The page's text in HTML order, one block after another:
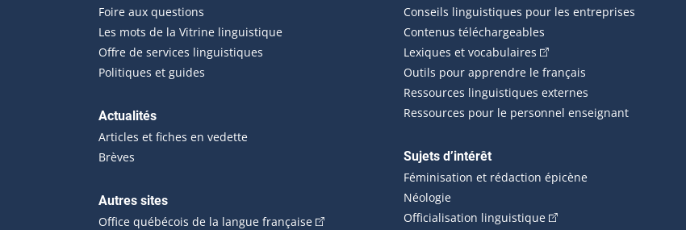
Foire aux questions
Les mots de la Vitrine linguistique
Offre de services linguistiques
Politiques et guides
Actualités
Articles et fiches en vedette
Brèves
Autres sites
Office québécois de la langue française(Cet hyperlien externe s'ouvrira dans une nouvelle fenêtre.)
Conseils linguistiques pour les entreprises
Contenus téléchargeables
Lexiques et vocabulaires (Cet hyperlien externe
Outils pour apprendre le français
Ressources linguistiques externes
Ressources pour le personnel enseignant
Sujets d’intérêt
Féminisation et rédaction épicène
Néologie
Officialisation linguistique(Cet hyperlien externe